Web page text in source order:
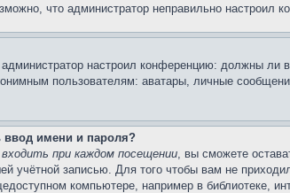
что администратор неправильно настроил
настроил конференцию: должны
пользователям: аватары, личные
ввод имени и пароля?
при каждом посещении, вы сможете
учётной записью. Для того чтобы вам не
компьютере, например в библиотеке,